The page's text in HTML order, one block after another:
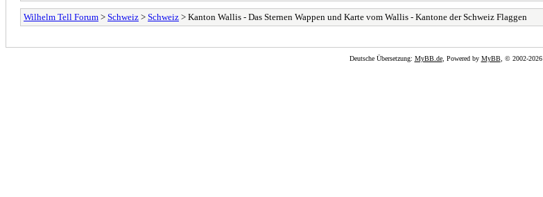
Wilhelm Tell Forum > Schweiz > Schweiz > Kanton Wallis - Das Sternen Wappen und Karte vom Wallis - Kantone der Schweiz Flaggen
Deutsche Übersetzung: MyBB.de, Powered by MyBB, © 2002-2026